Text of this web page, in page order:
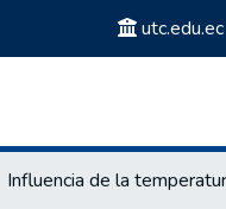
utc.edu.ec